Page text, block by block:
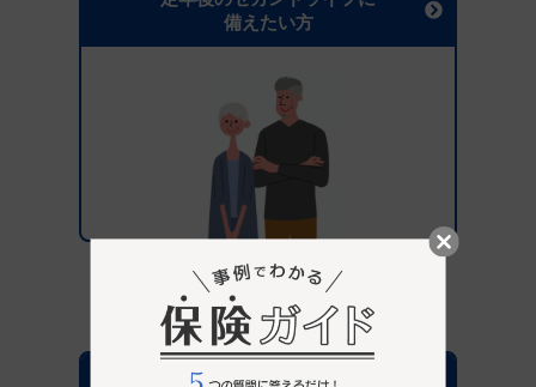
備えたい方
保険選びがはじめての方へ
パナソニック保険サービス